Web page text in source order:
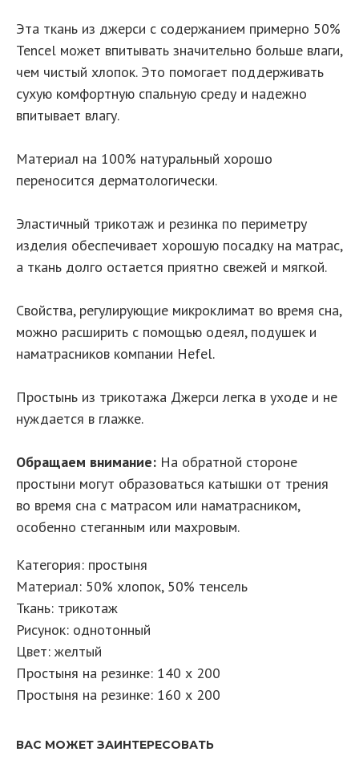
Эта ткань из джерси с содержанием примерно 50%
Tencel может впитывать значительно больше влаги,
чем чистый хлопок. Это помогает поддерживать
сухую комфортную спальную среду и надежно
впитывает влагу.
Материал на 100% натуральный хорошо
переносится дерматологически.
Эластичный трикотаж и резинка по периметру
изделия обеспечивает хорошую посадку на матрас,
а ткань долго остается приятно свежей и мягкой.
Свойства, регулирующие микроклимат во время сна,
можно расширить с помощью одеял, подушек и
наматрасников компании Hefel.
Простынь из трикотажа Джерси легка в уходе и не
нуждается в глажке.
Обращаем внимание: На обратной стороне
простыни могут образоваться катышки от трения
во время сна с матрасом или наматрасником,
особенно стеганным или махровым.
Категория: простыня
Материал: 50% хлопок, 50% тенсель
Ткань: трикотаж
Рисунок: однотонный
Цвет: желтый
Простыня на резинке: 140 х 200
Простыня на резинке: 160 х 200
ВАС МОЖЕТ ЗАИНТЕРЕСОВАТЬ